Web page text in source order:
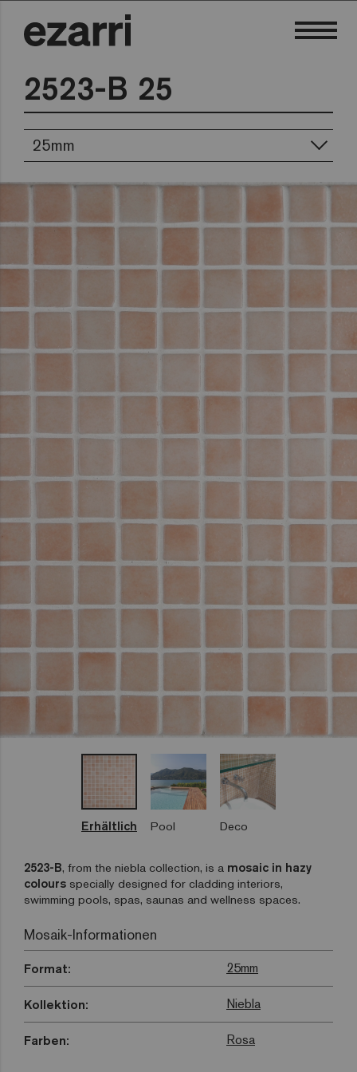
2523-B 25
25mm
Erhältlich Pool Deco
2523-B, from the niebla collection, is a mosaic in hazy
colours specially designed for cladding interiors,
swimming pools, spas, saunas and wellness spaces.
Mosaik-Informationen
Format: 25mm
Kollektion: Niebla
Farben: Rosa